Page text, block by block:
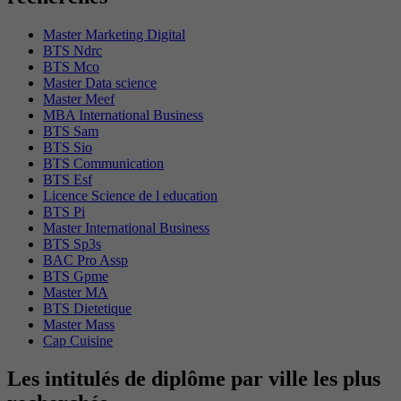
Master Marketing Digital
BTS Ndrc
BTS Mco
Master Data science
Master Meef
MBA International Business
BTS Sam
BTS Sio
BTS Communication
BTS Esf
Licence Science de l education
BTS Pi
Master International Business
BTS Sp3s
BAC Pro Assp
BTS Gpme
Master MA
BTS Dietetique
Master Mass
Cap Cuisine
Les intitulés de diplôme par ville les plus